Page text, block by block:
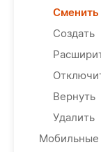
Сменить
Создать
Вернуть
Удалить